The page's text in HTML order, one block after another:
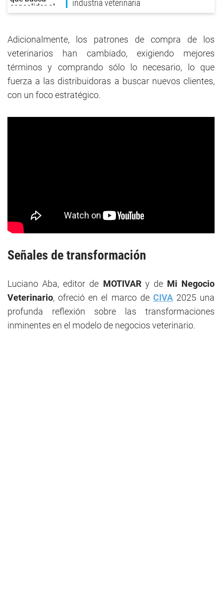
industria veterinaria
Adicionalmente, los patrones de compra de los
veterinarios han cambiado, exigiendo mejores
términos y comprando sólo lo necesario, lo que
fuerza a las distribuidoras a buscar nuevos clientes,
con un foco estratégico.
Señales de transformación
Luciano Aba, editor de MOTIVARy de Mi Negocio
Veterinario, ofreció en el marco de CIVA2025 una
profunda reflexión sobre las transformaciones
inminentes en el modelo de negocios veterinario.